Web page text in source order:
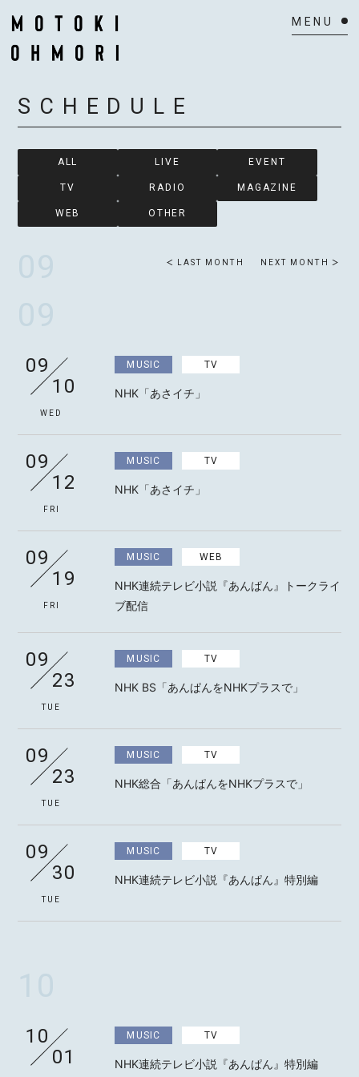
NEWS
SCHEDULE
BIOGRAPHY
SCHEDULE
ALL LIVE EVENT
TV RADIO MAGAZINE
WEB OTHER
LAST MONTH NEXT MONTH
09
10
WED
MUSIC TV
NHK「あさイチ」
09
12
FRI
MUSIC TV
NHK「あさイチ」
09
19
FRI
MUSIC WEB
NHK連続テレビ小説『あんぱん』トークライ
ブ配信
09
23
TUE
MUSIC TV
NHK BS「あんぱんをNHKプラスで」
09
23
TUE
MUSIC TV
NHK総合「あんぱんをNHKプラスで」
09
30
TUE
MUSIC TV
NHK連続テレビ小説『あんぱん』特別編
10
01
MUSIC TV
NHK連続テレビ小説『あんぱん』特別編